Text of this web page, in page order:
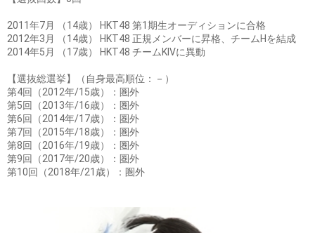
2011年7月 （14歳） HKT48 第1期生オーディションに合格
2012年3月 （14歳） HKT48 正規メンバーに昇格、チームHを結成
2014年5月 （17歳） HKT48 チームKIVに異動
【選抜総選挙】（自身最高順位：－）
第4回（2012年/15歳）：圏外
第5回（2013年/16歳）：圏外
第6回（2014年/17歳）：圏外
第7回（2015年/18歳）：圏外
第8回（2016年/19歳）：圏外
第9回（2017年/20歳）：圏外
第10回（2018年/21歳）：圏外